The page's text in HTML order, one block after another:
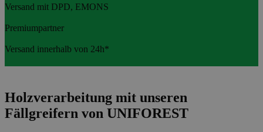
Versand mit DPD, EMONS
Premiumpartner
Versand innerhalb von 24h*
Holzverarbeitung mit unseren
Fällgreifern von UNIFOREST